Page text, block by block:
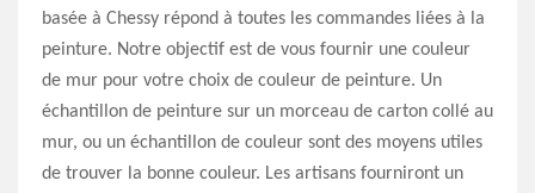
basée à Chessy répond à toutes les commandes liées à la
peinture. Notre objectif est de vous fournir une couleur
de mur pour votre choix de couleur de peinture. Un
échantillon de peinture sur un morceau de carton collé au
mur, ou un échantillon de couleur sont des moyens utiles
de trouver la bonne couleur. Les artisans fourniront un